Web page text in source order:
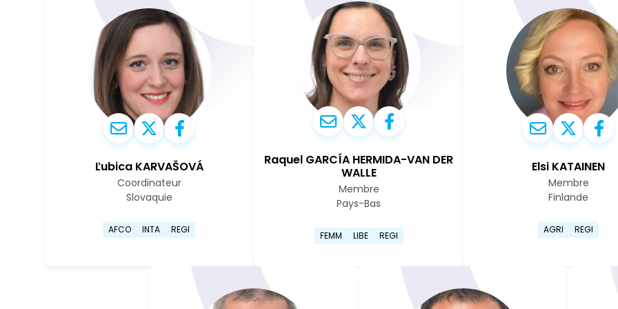
Ľubica KARVAŠOVÁ
Coordinateur
Slovaquie
Aller sur la page de profil de Ľubica Karvašová
AFCO INTA REGI
Raquel GARCÍA HERMIDA-VAN DER
WALLE
Membre
Pays-Bas
Aller sur la page de profil de Raquel García
FEMM LIBE REGI
Elsi KATAINEN
Membre
Finlande
AGRI REGI